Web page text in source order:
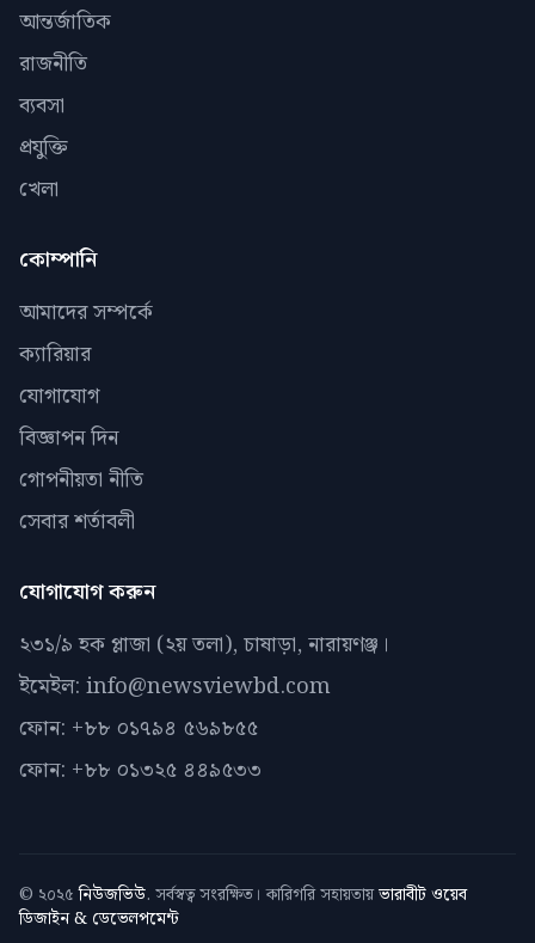
আন্তর্জাতিক
রাজনীতি
ব্যবসা
প্রযুক্তি
খেলা
কোম্পানি
আমাদের সম্পর্কে
ক্যারিয়ার
যোগাযোগ
বিজ্ঞাপন দিন
গোপনীয়তা নীতি
সেবার শর্তাবলী
যোগাযোগ করুন
২৩১/৯ হক প্লাজা (২য় তলা), চাষাড়া, নারায়ণঞ্জ।
ইমেইল: info@newsviewbd.com
ফোন: +৮৮ ০১৭৯৪ ৫৬৯৮৫৫
ফোন: +৮৮ ০১৩২৫ ৪৪৯৫৩৩
© ২০২৫ নিউজভিউ. সর্বস্বত্ব সংরক্ষিত। কারিগরি সহায়তায়ভারাবীট ওয়েব
ডিজাইন & ডেভেলপমেন্ট